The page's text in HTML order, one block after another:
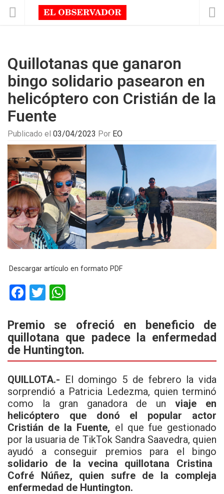
Quillotanas que ganaron
bingo solidario pasearon en
helicóptero con Cristián de la
Fuente
Publicado el 03/04/2023 Por EO
Descargar artículo en formato PDF
F
ce
b
o
o
k
T
tt
er
at
s
A
p
p
Premio se ofreció en beneficio de
quillotana que padece la enfermedad
de Huntington.
QUILLOTA.- El domingo 5 de febrero la vida
sorprendió a Patricia Ledezma, quien terminó
como la gran ganadora de unviaje en
helicóptero que donó el popular actor
Cristián de la Fuente, el que fue gestionado
por la usuaria de TikTok Sandra Saavedra, quien
ayudó a conseguir premios para el bingo
solidario de la vecina quillotana Cristina
Cofré Núñez, quien sufre de la
compleja
enfermedad de Huntington.